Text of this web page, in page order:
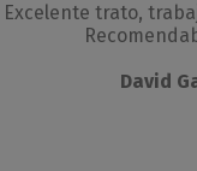
Excelente trato,
David